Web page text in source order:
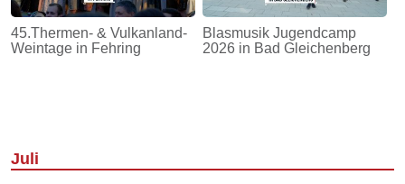
45.Thermen- & Vulkanland-
Weintage in Fehring
Blasmusik Jugendcamp
2026 in Bad Gleichenberg
Juli